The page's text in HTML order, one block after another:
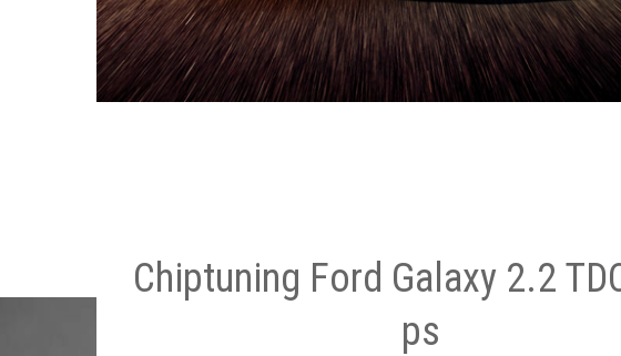
Chiptuning Ford Galaxy 2.2
ps